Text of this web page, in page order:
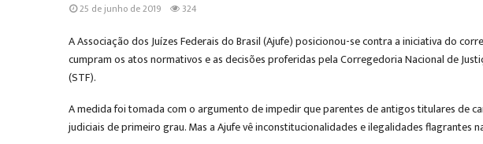
25 de junho de 2019 324
A Associação dos Juízes Federais do Brasil (Ajufe) posicionou-se contra a iniciativa do
cumpram os atos normativos e as decisões proferidas pela Corregedoria Nacional de
(STF).
A medida foi tomada com o argumento de impedir que parentes de antigos titulares de
judiciais de primeiro grau. Mas a Ajufe vê inconstitucionalidades e ilegalidades flagrantes